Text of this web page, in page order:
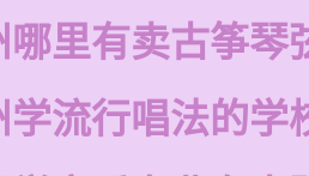
哪里有卖古筝琴
学流行唱法的学